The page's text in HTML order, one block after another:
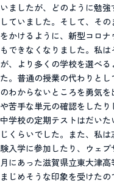
いましたが、どのように勉
していました。そして、そ
をかけるように、新型コロ
もできなくなりました。私
が、より多くの学校を選べ
た。普通の授業の代わりと
のわからないところを勇気
や苦手な単元の確認をした
中学校の定期テストはだい
じくらいでした。また、私
験入学に参加したり、ウェ
月にあった滋賀県立東大津
まじめそうな印象を受けた